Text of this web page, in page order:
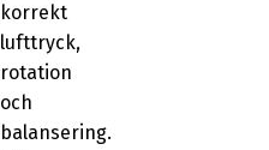
korrekt
lufttryck,
rotation
och
balansering.